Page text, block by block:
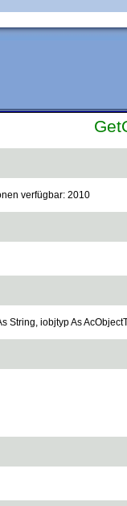
verfügbar: 2010
String, iobjtyp As